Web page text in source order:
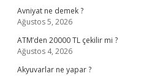
Avniyat ne demek ?
Ağustos 5, 2026
ATM’den 20000 TL çekilir mi ?
Ağustos 4, 2026
Akyuvarlar ne yapar ?